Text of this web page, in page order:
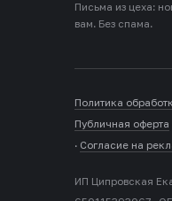
Письма из цеха:
вам. Без спама.
Политика
Публичная оферта
· Согласие на
ИП Ципровская